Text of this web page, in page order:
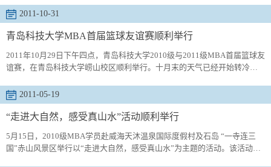
会。2011级MBA学员李宏歌的一曲《不见不散》将联谊大会推向高潮。此
次联谊会，搭建了新老同学间沟通的桥梁。通过老同学的“传帮带”，可以使
新学员尽快熟悉学习环境，有利于学员间根据兴趣、爱好组建学习、实践
2011-10-31
青岛科技大学MBA首届篮球友谊赛顺利举行
2011年10月29日下午四点，青岛科技大学2010级与2011级MBA首届篮球友
谊赛，在青岛科技大学崂山校区顺利举行。十月末的天气已经开始转冷，
党总支书记杜裕禄赛前叮嘱各位队员要注意安全，并亲自为本次篮球赛开
球，随着一声哨响，双方队员迅速投入比赛，争夺异常激烈，但气氛始终
友好和谐。抢断、助攻、投篮，很快2010级便确立了场上的优势。比赛进
2011-05-19
“走进大自然，感受真山水”活动顺利举行
5月15日，2010级MBA学员赴威海天沐温泉国际度假村及石岛 “一寺连三
国”赤山风景区举行以“走进大自然，感受真山水”为主题的活动。该活动让